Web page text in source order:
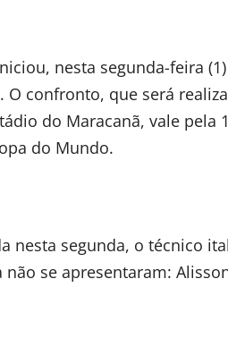
nesta segunda-feira
O confronto, que será
do Maracanã, vale pela
do Mundo.
nesta segunda, o técnico
se apresentaram: